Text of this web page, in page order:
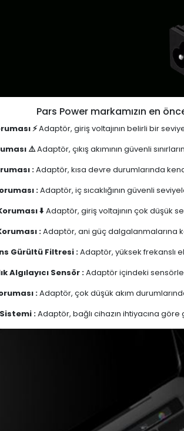
Pars Power markamızın en
⚡Adaptör, giriş voltajının belirli bir
⚠️Adaptör, çıkış akımının güvenli
:Adaptör, kısa devre durumlarında
:Adaptör, iç sıcaklığının güvenli
⬇️Adaptör, giriş voltajının çok düşük
:Adaptör, ani güç dalgalanmalarına
Gürültü Filtresi :Adaptör, yüksek frekanslı
Algılayıcı Sensör :Adaptör içindeki
:Adaptör, çok düşük akım
:Adaptör, bağlı cihazın ihtiyacına göre